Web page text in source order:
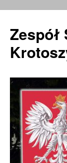
Zespół